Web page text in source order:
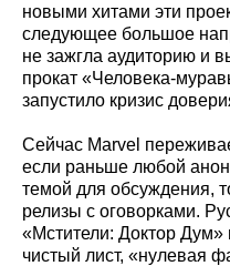
новыми хитами эти
следующее большое
не зажгла аудиторию и
прокат
запустило кризис
Сейчас Marvel
если раньше любой
темой для обсуждения,
релизы с оговорками.
«Мстители: Доктор
чистый лист, «нулевая